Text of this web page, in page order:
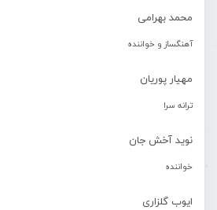
محمد بهرامی
آهنگساز و خواننده
مهیار پوریان
ترانه سرا
نوید آخش جان
خواننده
ایوب گلزاری